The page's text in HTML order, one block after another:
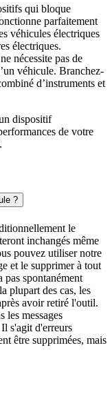
qui bloque
parfaitement
véhicules électriques
électriques.
nécessite pas de
véhicule. Branchez-
d’instruments et
dispositif
de votre
?
le
inchangés même
pouvez utiliser notre
et le supprimer à tout
pas spontanément
plupart des cas, les
avoir retiré l'outil.
les messages
s'agit d'erreurs
être supprimées, mais